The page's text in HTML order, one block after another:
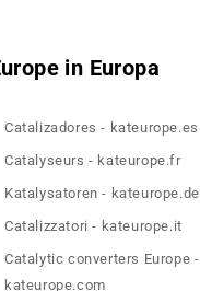
in Europa
Catalizadores - kateurope.es
Catalyseurs - kateurope.fr
Katalysatoren - kateurope.de
Catalizzatori - kateurope.it
Catalytic converters Europe -
kateurope.com